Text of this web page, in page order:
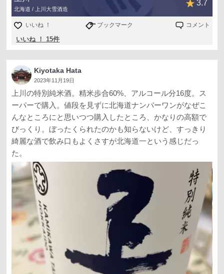
北海道 / 上川大雪酒造
3.7
いいね ！ ブックマーク コメント
いいね ！ 15件
Kiyotaka Hata
2023年11月19日
上川の特別純米酒。精米歩合60%、アルコール分16度。ス
ーパーで購入。値段を見ずに北海道ナンバーワンがなぜこ
んなところにと思いつつ購入したところ、かなりの高額で
びっくり。ぼったくられたのかも知らないけど、すっきり
綺麗な酒で飲み口もよくさすが北海道一という感じだっ
た。